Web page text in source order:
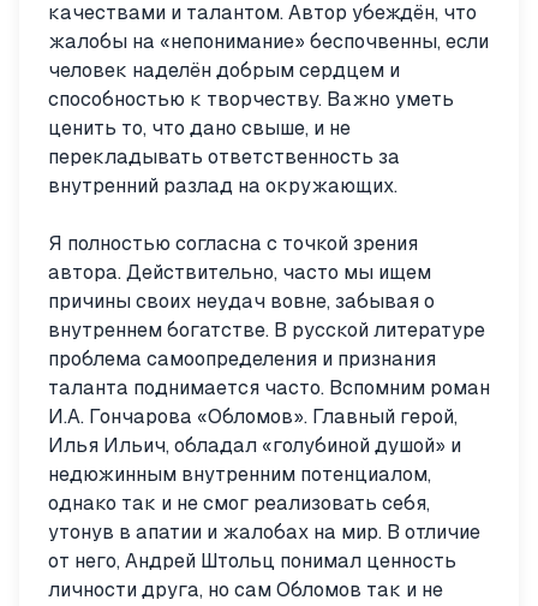
качествами и талантом. Автор убеждён, что
жалобы на «непонимание» беспочвенны, если
человек наделён добрым сердцем и
способностью к творчеству. Важно уметь
ценить то, что дано свыше, и не
перекладывать ответственность за
внутренний разлад на окружающих.
Я полностью согласна с точкой зрения
автора. Действительно, часто мы ищем
причины своих неудач вовне, забывая о
внутреннем богатстве. В русской литературе
проблема самоопределения и признания
таланта поднимается часто. Вспомним роман
И.А. Гончарова «Обломов». Главный герой,
Илья Ильич, обладал «голубиной душой» и
недюжинным внутренним потенциалом,
однако так и не смог реализовать себя,
утонув в апатии и жалобах на мир. В отличие
от него, Андрей Штольц понимал ценность
личности друга, но сам Обломов так и не